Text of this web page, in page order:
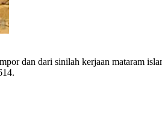
dan dari sinilah kerjaan mataram